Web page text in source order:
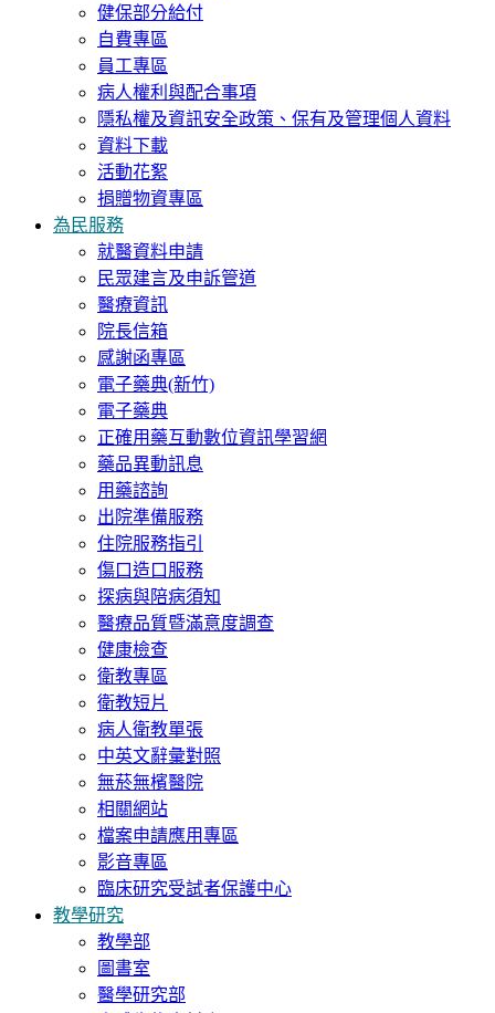
健保部分給付
自費專區
員工專區
病人權利與配合事項
隱私權及資訊安全政策、保有及管理個人資料
資料下載
活動花絮
捐贈物資專區
為民服務
就醫資料申請
民眾建言及申訴管道
醫療資訊
院長信箱
感謝函專區
電子藥典(新竹)
電子藥典
正確用藥互動數位資訊學習網
藥品異動訊息
用藥諮詢
出院準備服務
住院服務指引
傷口造口服務
探病與陪病須知
醫療品質暨滿意度調查
健康檢查
衛教專區
衛教短片
病人衛教單張
中英文辭彙對照
無菸無檳醫院
相關網站
檔案申請應用專區
影音專區
臨床研究受試者保護中心
教學研究
教學部
圖書室
醫學研究部